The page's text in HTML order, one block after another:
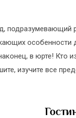
подразумевающий
в юрте! Кто
изучите все